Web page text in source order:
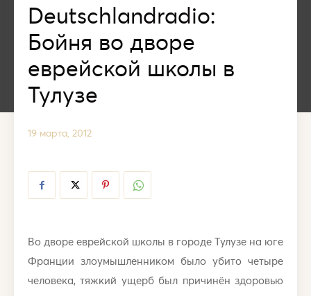
Deutschlandradio:
Бойня во дворе
еврейской школы в
Тулузе
19 марта, 2012
Во дворе еврейской школы в городе Тулузе на юге
Франции злоумышленником было убито четыре
человека, тяжкий ущерб был причинён здоровью